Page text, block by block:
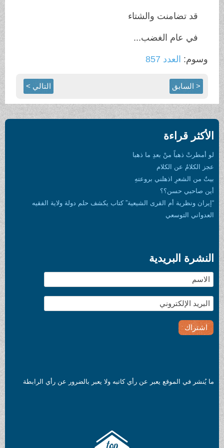
قد تضامنت والشتاء
في عام الغضب...
وسوم:العدد 857
< السابق التالي >
الأكثر قراءة
لو أمطرتْ ذهباً منْ بعدِ ما ذهبا
عجز الكلامُ عن الكلام
بيتٌ من الشعرِ اذهلني بروعتهِ
أين صاحبي حسن؟؟
“إيران ونظرية أم القرى الشيعية” كتاب يكشف حلم دولة ولاية الفقيه
العدواني التوسعي
النشرة البريدية
ما يُنشر في الموقع يعبر عن رأي كاتبه ولا يعبر بالضرور عن رأي الرابطة